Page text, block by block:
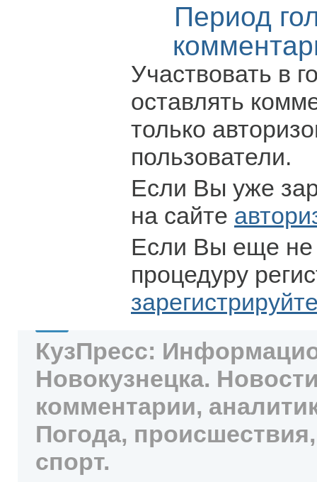
Период
Участвовать в
оставлять
только
пользователи.
Если Вы уже
на сайте
Если Вы еще не
процедуру
КузПресс:
Новокузнецка.
комментарии,
Погода,
спорт.